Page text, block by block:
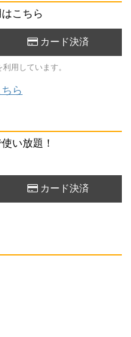
こちら
カード決済
用しています。
ら
い放題！
カード決済